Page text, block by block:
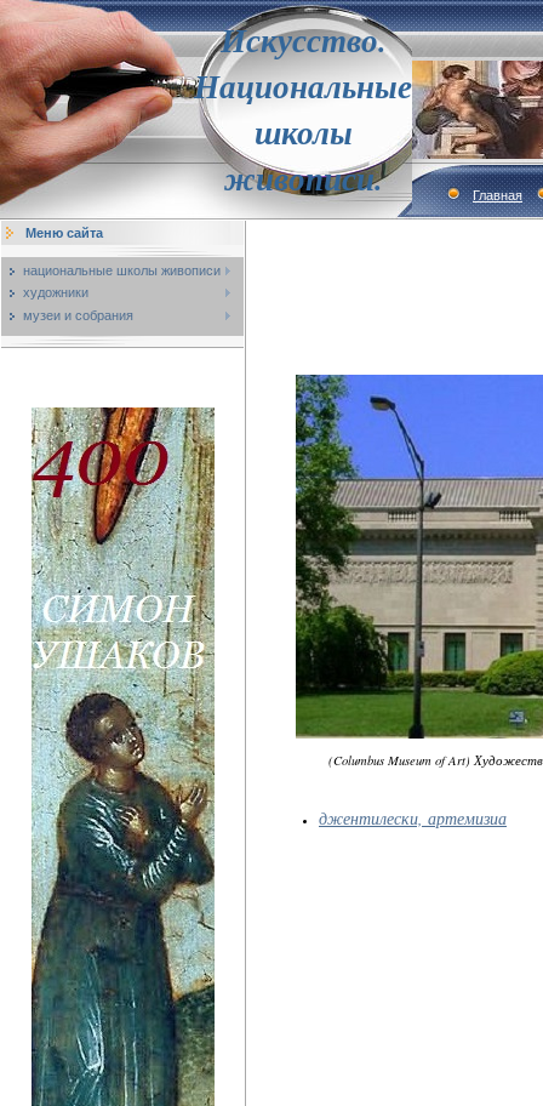
Искусство.
Национальные
школы
живописи.
Главная
Меню сайта
национальные школы живописи
художники
музеи и собрания
(Columbus Museum of Art)
джентилески, артемизиа